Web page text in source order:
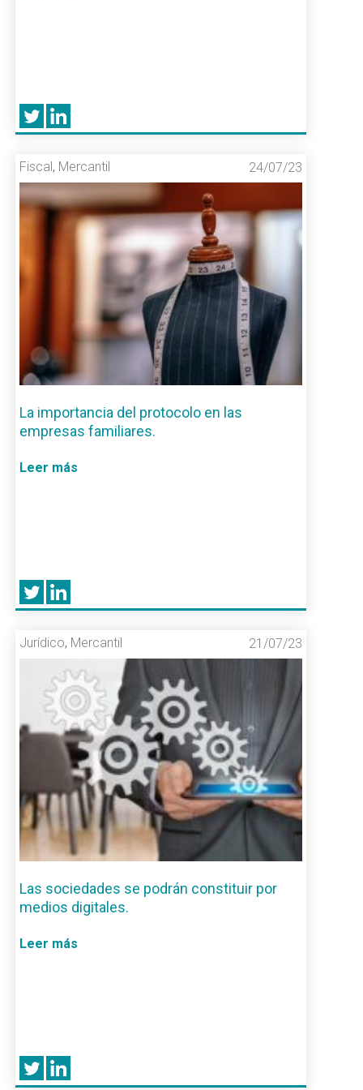
Fiscal, Mercantil 24/07/23
La importancia del protocolo en las
empresas familiares.
Leer más
Jurídico, Mercantil 21/07/23
Las sociedades se podrán constituir por
medios digitales.
Leer más